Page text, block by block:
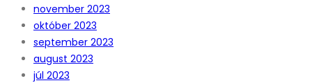
november 2023
október 2023
september 2023
august 2023
júl 2023